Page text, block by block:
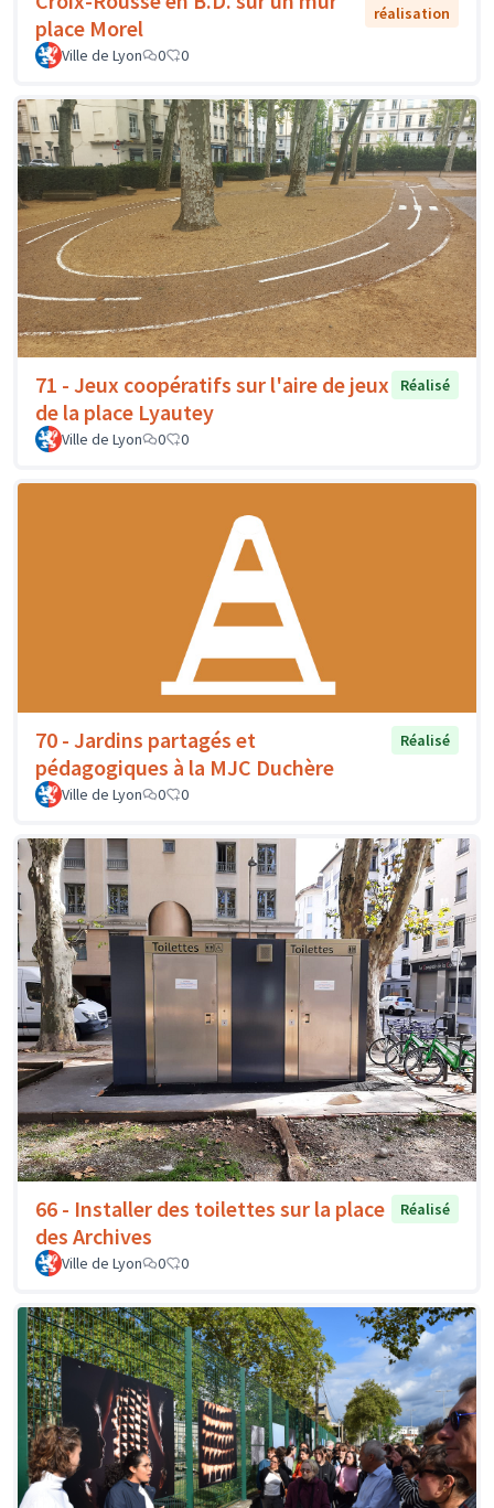
place Morel
réalisation
Ville de Lyon 0 0
71 - Jeux coopératifs sur l'aire de jeux
de la place Lyautey
Réalisé
Ville de Lyon 0 0
70 - Jardins partagés et
pédagogiques à la MJC Duchère
Réalisé
Ville de Lyon 0 0
66 - Installer des toilettes sur la place
des Archives
Réalisé
Ville de Lyon 0 0